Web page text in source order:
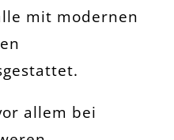
mit modernen
allem bei